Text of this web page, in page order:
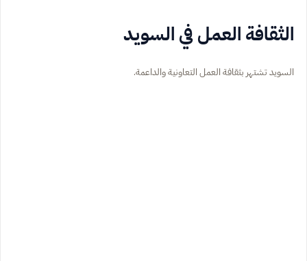
الثقافة العمل في السويد
السويد تشتهر بثقافة العمل التعاونية والداعمة.